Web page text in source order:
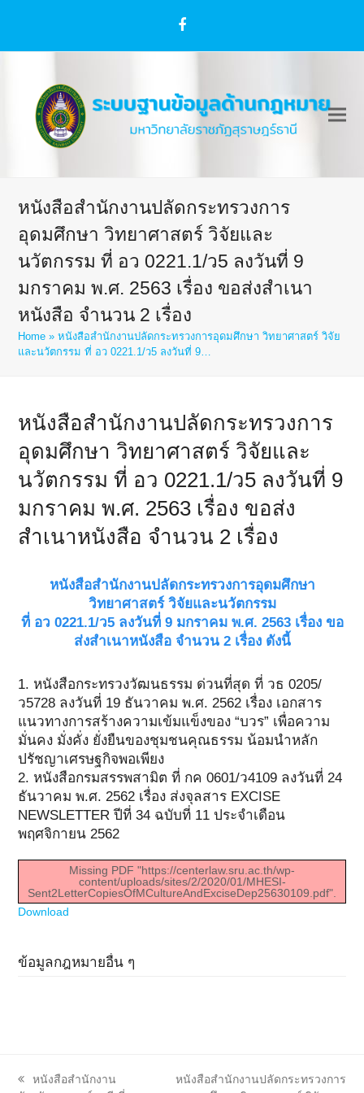
Facebook
หนังสือสำนักงานปลัดกระทรวงการ
อุดมศึกษา วิทยาศาสตร์ วิจัยและ
นวัตกรรม ที่ อว 0221.1/ว5 ลงวันที่ 9
มกราคม พ.ศ. 2563 เรื่อง ขอส่งสำเนา
หนังสือ จำนวน 2 เรื่อง
Home »หนังสือสำนักงานปลัดกระทรวงการอุดมศึกษา วิทยาศาสตร์ วิจัย
และนวัตกรรม ที่ อว 0221.1/ว5 ลงวันที่ 9…
หนังสือสำนักงานปลัดกระทรวงการ
อุดมศึกษา วิทยาศาสตร์ วิจัยและ
นวัตกรรม ที่ อว 0221.1/ว5 ลงวันที่ 9
มกราคม พ.ศ. 2563 เรื่อง ขอส่ง
สำเนาหนังสือ จำนวน 2 เรื่อง
หนังสือสำนักงานปลัดกระทรวงการอุดมศึกษา
วิทยาศาสตร์ วิจัยและนวัตกรรม
ที่ อว 0221.1/ว5 ลงวันที่ 9 มกราคม พ.ศ. 2563 เรื่อง ขอ
ส่งสำเนาหนังสือ จำนวน 2 เรื่อง ดังนี้
1. หนังสือกระทรวงวัฒนธรรม ด่วนที่สุด ที่ วธ 0205/
ว5728 ลงวันที่ 19 ธันวาคม พ.ศ. 2562 เรื่อง เอกสาร
แนวทางการสร้างความเข้มแข็งของ “บวร” เพื่อความ
มั่นคง มั่งคั่ง ยั่งยืนของชุมชนคุณธรรม น้อมนำหลัก
ปรัชญาเศรษฐกิจพอเพียง
2. หนังสือกรมสรรพสามิต ที่ กค 0601/ว4109 ลงวันที่ 24
ธันวาคม พ.ศ. 2562 เรื่อง ส่งจุลสาร EXCISE
NEWSLETTER ปีที่ 34 ฉบับที่ 11 ประจำเดือน
พฤศจิกายน 2562
Missing PDF "https://centerlaw.sru.ac.th/wp-
content/uploads/sites/2/2020/01/MHESI-
Sent2LetterCopiesOfMCultureAndExciseDep25630109.pdf".
Download
ข้อมูลกฎหมายอื่น ๆ
previous
หนังสือสำนักงาน
next
หนังสือสำนักงานปลัดกระทรวงการ